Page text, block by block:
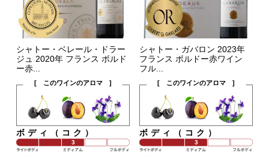
シャトー・ベレール・ドラー
ジュ 2020年 フランス ボルド
ー赤...
[ このワインのアロマ ]
ボディ（コク）
シャトー・ガバロン 2023年
フランス ボルドー赤ワイン
フル...
[ このワインのアロマ ]
ボディ（コク）